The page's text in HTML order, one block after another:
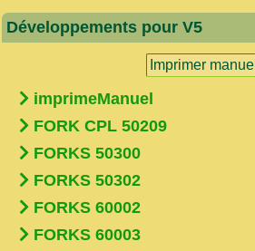
Développements pour V5
Imprimer manuel
imprimeManuel
FORK CPL 50209
FORKS 50300
FORKS 50302
FORKS 60002
FORKS 60003